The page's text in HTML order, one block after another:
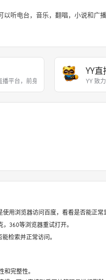
听电台，音乐，翻唱，小说和广
平台，前身为YY游戏直播，201
YY直
YY 致
用浏览器访问百度，看看是否能正常
360等浏览器重试打开。
检索并正常访问。
完整性。